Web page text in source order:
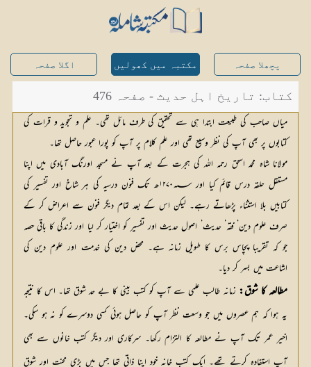
پچھلا صفحہ مکتبہ میں کھولیں اگلا صفحہ
کتاب: تاریخ اہل حدیث - صفحہ 476
میاں صاحب کی طبیعت ابتدا ہی سے تحقیق کی طرف مائل تھی۔ علم و تجوید و قرات کی
کتابوں پر بھی آپ کی نظر وسیع تھی اور علم کلام پر آپ کو پورا عبور حاصل تھا۔
مولانا شاہ محمد اسحق رحمہ اللہ کی ہجرت کے بعد آپ نے مسجد اورنگ آبادی میں اپنا
مستقل حلقہ درس قائم کیا اور ۱۲۷۰؁ھ تک فنون درسیہ کی ہر شاخ اور تفسیر کی
کتابیں بلا استثناء پڑھاتے رہے۔ لیکن اس کے بعد تمام دیگر فنون سے اعراض کر کے
صرف علوم دین‘ فقہ‘ حدیث‘ اصول حدیث اور تفسیر کو اختیار کر لیا اور زندگی کا باقی حصہ
جو کہ تقریبا پچاس برس کا طویل زمانہ ہے۔ محض دین کی خدمت اور علوم دین کی
اشاعت میں بسر کر دیا۔
مطالعہ کا شوق: